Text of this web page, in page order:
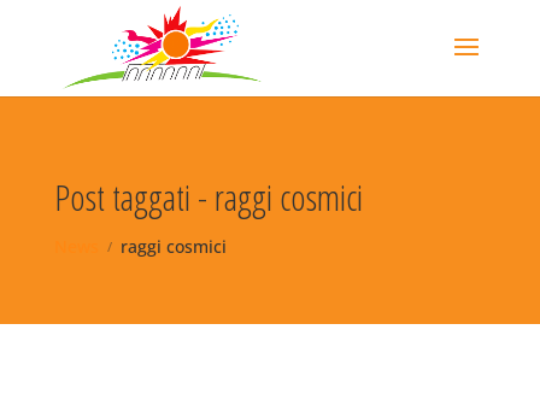
Post taggati - raggi cosmici
raggi cosmici